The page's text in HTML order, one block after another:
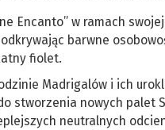
Encanto” w ramach
barwne
fiolet.
Madrigalów i ich
stworzenia nowych palet
neutralnych